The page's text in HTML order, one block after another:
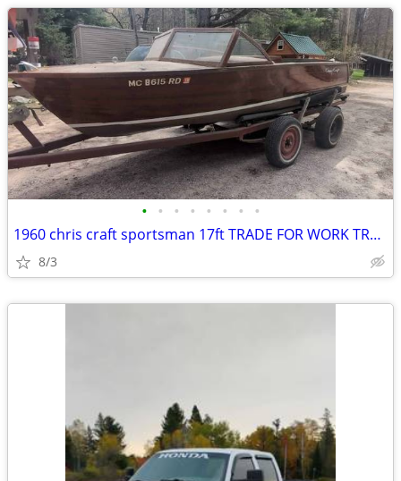
• • • • • • • •
1960 chris craft sportsman 17ft TRADE FOR WORK TRUCK, TRAILER HARLEY
8/3